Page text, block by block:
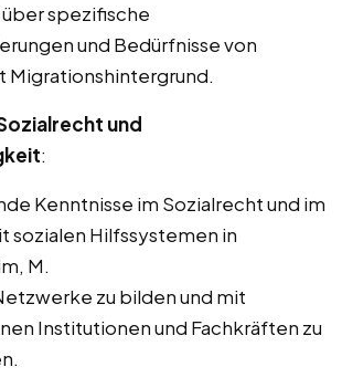
spezifische
und Bedürfnisse von
Migrationshintergrund.
und
:
Kenntnisse im Sozialrecht und im
sozialen Hilfssystemen in
M.
zu bilden und mit
Institutionen und Fachkräften zu